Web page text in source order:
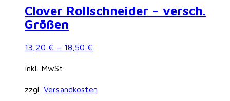
Clover Rollschneider – versch.
Größen
13,20 € – 18,50€
inkl. MwSt.
zzgl. Versandkosten